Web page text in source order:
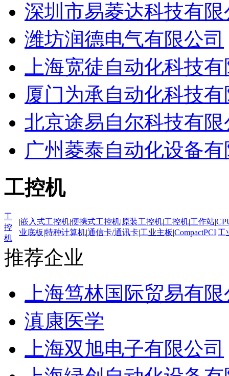
深圳市易菱达科技有限
潍坊润德电气有限公司
上海宽徒自动化科技
厦门为承自动化科技
北京途易自尔科技有限
广州菱泰自动化设备
工控机
工
控
机
|嵌入式工控机|便携式工控机|原装工控机|工控机|工作站|
业底板|特种计算机|通信卡/通讯卡|工业主板|CompactPCI|工
推荐企业
上海笃林国际贸易有
滇康医学
上海双旭电子有限公司